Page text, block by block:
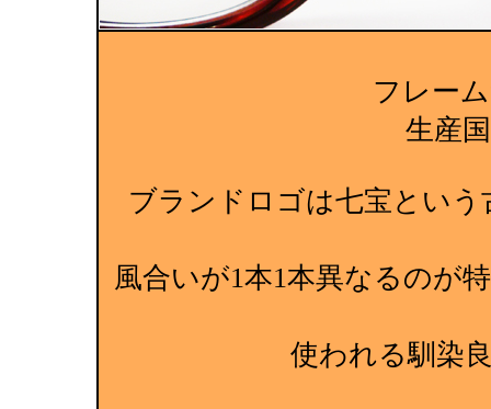
フレー
生産
ブランドロゴは七宝とい
風合いが1本1本異なるのが
使われる馴染